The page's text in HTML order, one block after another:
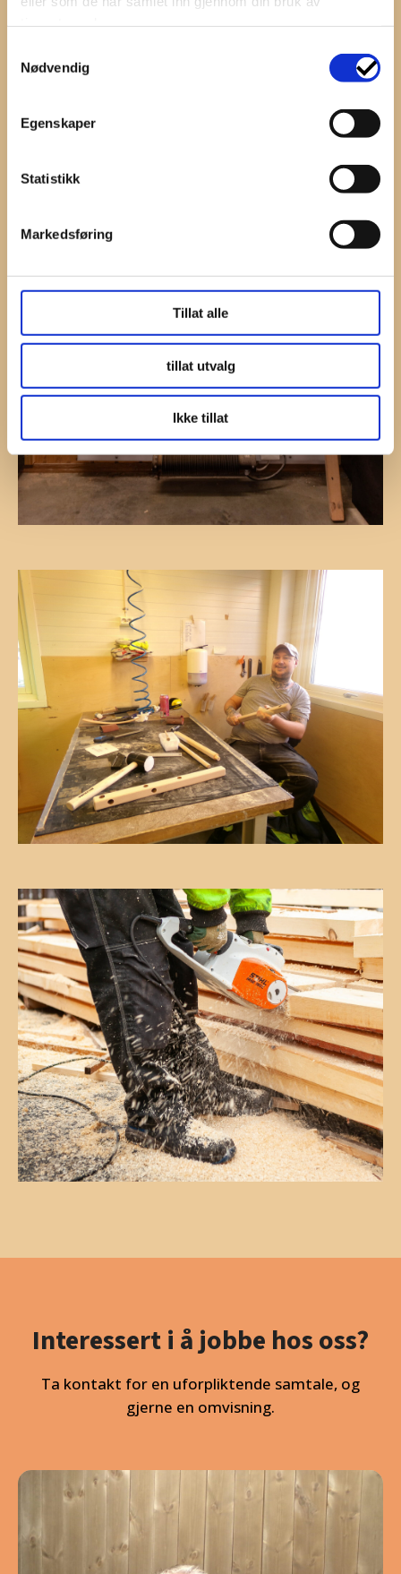
Nødvendig
Egenskaper
Statistikk
Markedsføring
Tillat alle
tillat utvalg
Ikke tillat
Interessert i å jobbe hos oss?
Ta kontakt for en uforpliktende samtale, og
gjerne en omvisning.